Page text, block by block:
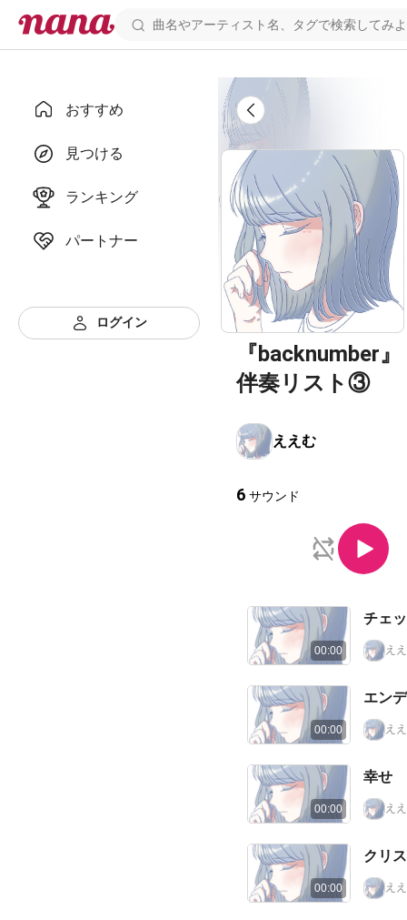
おすすめ
見つける
ランキング
パートナー
ログイン
『backnumber』
伴奏リスト③
ええむ
6 サウンド
00:00
チェ
え
00:00
エン
え
00:00
幸せ
え
00:00 え